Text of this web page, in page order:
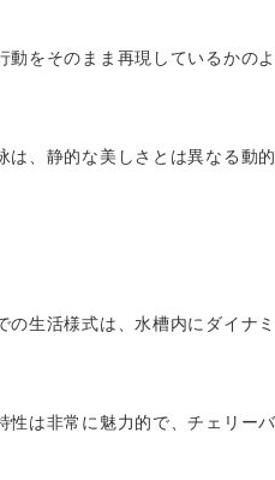
をそのまま再現しているかの
、静的な美しさとは異なる動
の生活様式は、水槽内にダイナ
性は非常に魅力的で、チェリー